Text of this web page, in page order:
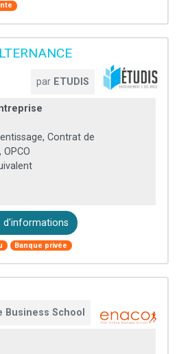
par ETUDIS
Contrat de
d'informations
Banque privée
Business School